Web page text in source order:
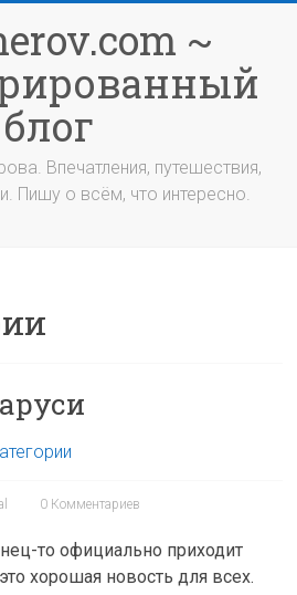
~
блог
Впечатления, путешествия,
Пишу о всём, что интересно.
0 Комментариев
то официально приходит
хорошая новость для всех.